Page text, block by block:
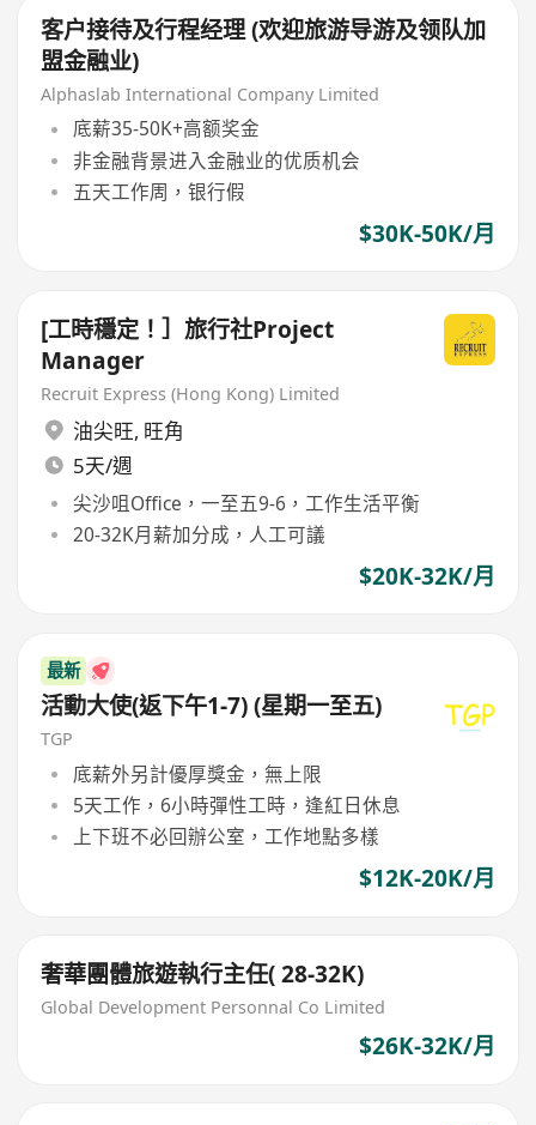
客户接待及行程经理 (欢迎旅游导游及领队加
盟金融业)
Alphaslab International Company Limited
底薪35-50K+高额奖金
非金融背景进入金融业的优质机会
五天工作周，银行假
$30K-50K/月
[工時穩定！］旅行社Project
Manager
Recruit Express (Hong Kong) Limited
油尖旺, 旺角
5天/週
尖沙咀Office，一至五9-6，工作生活平衡
20-32K月薪加分成，人工可議
$20K-32K/月
最新
活動大使(返下午1-7) (星期一至五)
TGP
底薪外另計優厚獎金，無上限
5天工作，6小時彈性工時，逢紅日休息
上下班不必回辦公室，工作地點多樣
$12K-20K/月
奢華團體旅遊執行主任( 28-32K)
Global Development Personnal Co Limited
$26K-32K/月